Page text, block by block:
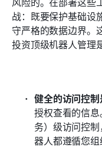
战：既要保护基础设
守严格的数据边界。
投资顶级机器人管理
健全的访问控
授权查看的信
务）级访问控
器人都遵循您组